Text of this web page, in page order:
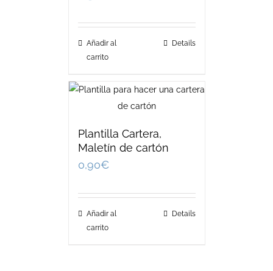
Añadir al
carrito
Details
Plantilla Cartera,
Maletín de cartón
0,90€
Añadir al
carrito
Details